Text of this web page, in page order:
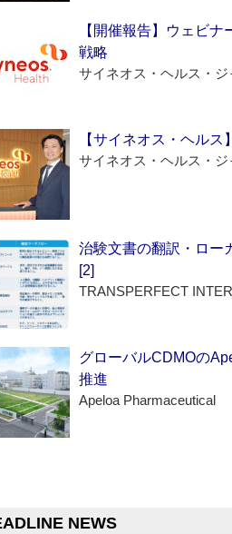
【開催報告】ウェビ
戦略
サイネオス・ヘルス・
【サイネオス・ヘル
サイネオス・ヘルス・
治験文書の翻訳・ロー
[2]
TRANSPERFECT
グローバルCDMOの
推進
Apeloa Pharmaceutical
NEWS